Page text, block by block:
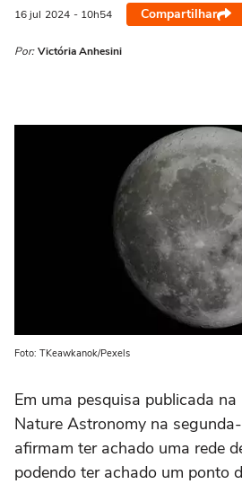
16 jul 2024 - 10h54 Compartilhar
Por: Victória Anhesini
Foto: TKeawkanok/Pexels
Em uma pesquisa publicada
Nature Astronomy na
afirmam ter achado uma rede
podendo ter achado um ponto